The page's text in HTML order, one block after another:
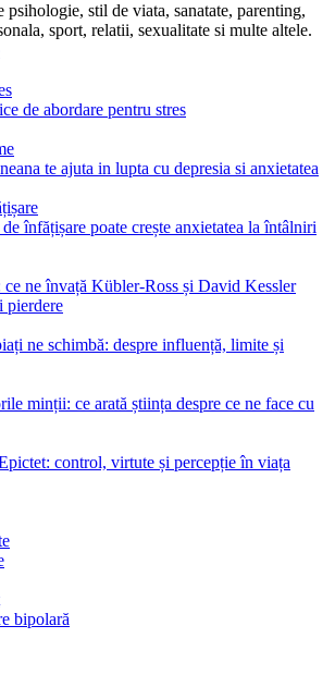
psihologie, stil de viata, sanatate, parenting,
sport, relatii, sexualitate si multe altele.
de abordare pentru stres
te ajuta in lupta cu depresia si anxietatea
înfățișare poate crește anxietatea la întâlniri
ne învață Kübler-Ross și David Kessler
pierdere
ne schimbă: despre influență, limite și
minții: ce arată știința despre ce ne face cu
control, virtute și percepție în viața
bipolară